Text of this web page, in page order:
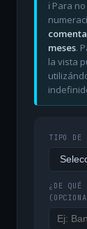
ℹ️ Para
meses.
la vista
TIPO DE
¿DE QUÉ